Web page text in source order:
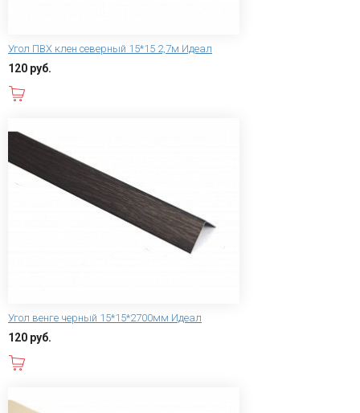
Угол ПВХ клен северный 15*15 2,7м Идеал
120 руб.
Угол венге черный 15*15*2700мм Идеал
120 руб.